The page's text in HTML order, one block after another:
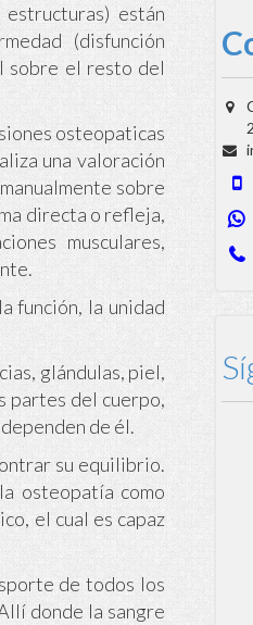
están
(disfunción
sobre el resto del
osteopaticas
una valoración
sobre
directa o refleja,
musculares,
función, la unidad
glándulas, piel,
partes del cuerpo,
de él.
su equilibrio.
osteopatía como
el cual es capaz
de todos los
donde la sangre